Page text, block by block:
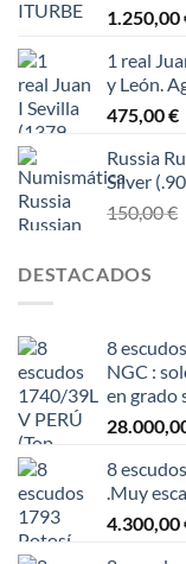
1.250,00
1 real
y León.
475,00€
Russia
Silver
150,00€
DESTACADOS
8
NGC :
en grado
8
.Muy
4.300,00